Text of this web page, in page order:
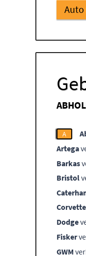
A
Artega
Barkas
Bristol
Corvette
Dodge
Fisker
GWM